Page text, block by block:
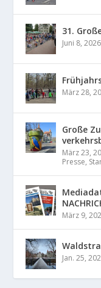
31.
Juni 8, 2026
März 28,
Große
März 23,
Presse,
März 9,
Jan. 25,